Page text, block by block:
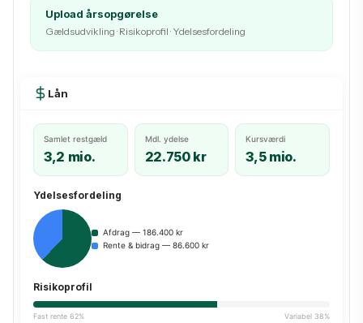
Upload årsopgørelse
Gældsudvikling · Risikoprofil · Ydelsesfordeling
Lån
Samlet restgæld
3,2 mio.
Mdl. ydelse
22.750 kr
Kursværdi
3,5 mio.
Ydelsesfordeling
Afdrag — 186.400 kr
Rente & bidrag — 86.600 kr
Risikoprofil
Fast rente 62% Variabel 38%